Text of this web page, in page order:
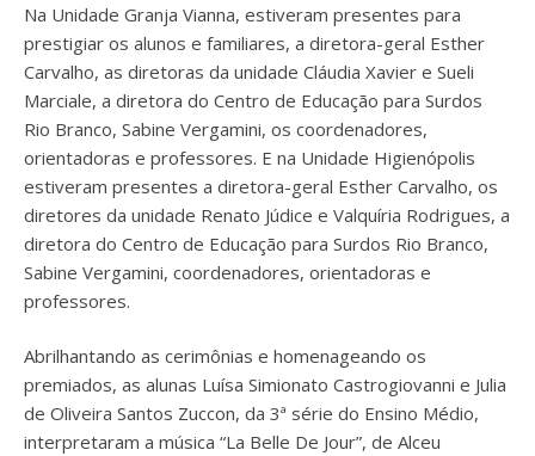
Na Unidade Granja Vianna, estiveram presentes para
prestigiar os alunos e familiares, a diretora-geral Esther
Carvalho, as diretoras da unidade Cláudia Xavier e Sueli
Marciale, a diretora do Centro de Educação para Surdos
Rio Branco, Sabine Vergamini, os coordenadores,
orientadoras e professores. E na Unidade Higienópolis
estiveram presentes a diretora-geral Esther Carvalho, os
diretores da unidade Renato Júdice e Valquíria Rodrigues, a
diretora do Centro de Educação para Surdos Rio Branco,
Sabine Vergamini, coordenadores, orientadoras e
professores.
Abrilhantando as cerimônias e homenageando os
premiados, as alunas Luísa Simionato Castrogiovanni e Julia
de Oliveira Santos Zuccon, da 3ª série do Ensino Médio,
interpretaram a música “La Belle De Jour”, de Alceu